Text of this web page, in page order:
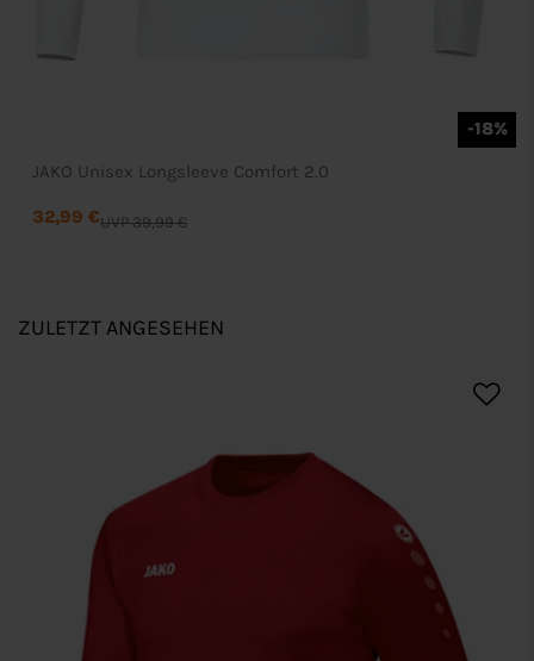
-18%
JAKO Unisex Longsleeve Comfort 2.0
UVP 39,99 €
32,99 €
ZULETZT ANGESEHEN